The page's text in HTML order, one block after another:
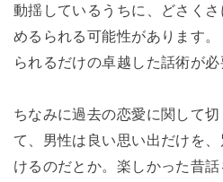
動揺しているうちに、どさく
めるられる可能性があります
られるだけの卓越した話術が
ちなみに過去の恋愛に関して
て、男性は良い思い出だけを
けるのだとか。楽しかった昔